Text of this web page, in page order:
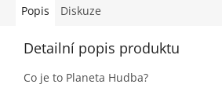
Popis Diskuze
Detailní popis produktu
Co je to Planeta Hudba?